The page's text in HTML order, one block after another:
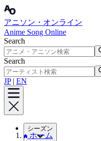
アニソン・オンライン
Anime Song Online
Search
Search
JP| EN
シーズン
ホーム